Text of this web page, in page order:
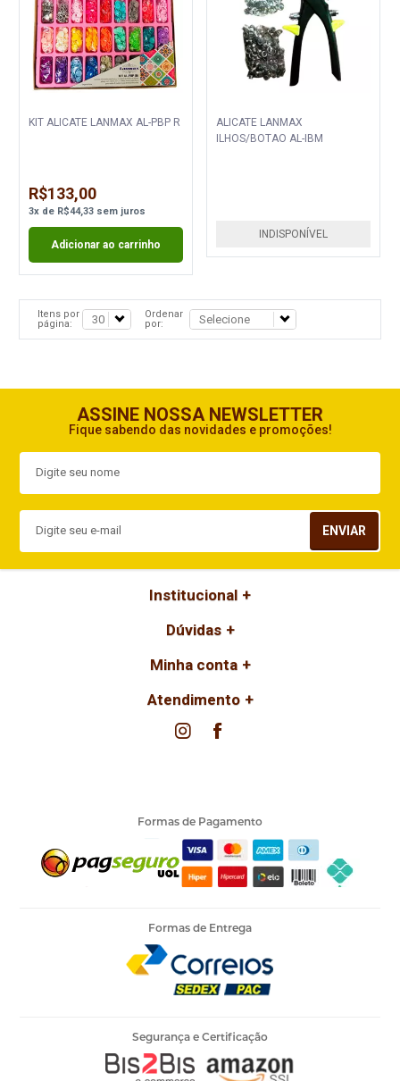
KIT ALICATE LANMAX AL-PBP R
R$133,00
3x de R$44,33 sem juros
Adicionar ao carrinho
ALICATE LANMAX
ILHOS/BOTAO AL-IBM
INDISPONÍVEL
Itens por
página:
Ordenar
por:
ASSINE NOSSA NEWSLETTER
Fique sabendo das novidades e promoções!
ENVIAR
Institucional
Dúvidas
Minha conta
Atendimento
Formas de Pagamento
Formas de Entrega
Segurança e Certificação